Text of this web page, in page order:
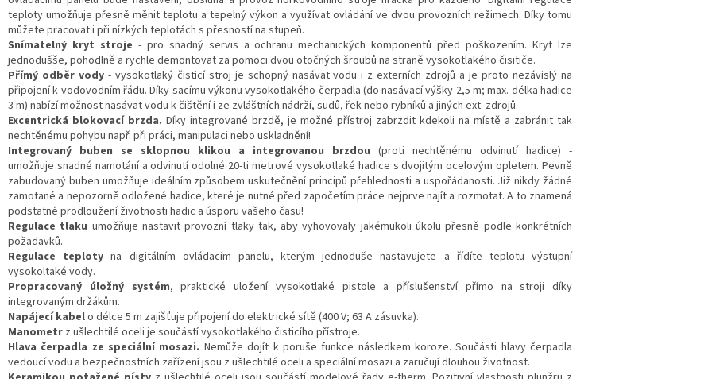
teploty umožňuje přesně měnit teplotu a tepelný výkon a využívat ovládání ve dvou provozních režimech. Díky tomu
můžete pracovat i při nízkých teplotách s přesností na stupeň.
Snímatelný kryt stroje - pro snadný servis a ochranu mechanických komponentů před poškozením. Kryt lze
jednodušše, pohodlně a rychle demontovat za pomoci dvou otočných šroubů na straně vysokotlakého čisitiče.
Přímý odběr vody - vysokotlaký čisticí stroj je schopný nasávat vodu i z externích zdrojů a je proto nezávislý na
připojení k vodovodním řádu. Díky sacímu výkonu vysokotlakého čerpadla (do nasávací výšky 2,5 m; max. délka hadice
3 m) nabízí možnost nasávat vodu k čištění i ze zvláštních nádrží, sudů, řek nebo rybníků a jiných ext. zdrojů.
Excentrická blokovací brzda. Díky integrované brzdě, je možné přístroj zabrzdit kdekoli na místě a zabránit tak
nechtěnému pohybu např. při práci, manipulaci nebo uskladnění!
Integrovaný buben se sklopnou klikou a integrovanou brzdou (proti nechtěnému odvinutí hadice) -
umožňuje snadné namotání a odvinutí odolné 20-ti metrové vysokotlaké hadice s dvojitým ocelovým opletem. Pevně
zabudovaný buben umožňuje ideálním způsobem uskutečnění principů přehlednosti a uspořádanosti. Již nikdy žádné
zamotané a nepozorně odložené hadice, které je nutné před započetím práce nejprve najít a rozmotat. A to znamená
podstatné prodloužení životnosti hadic a úsporu vašeho času!
Regulace tlaku umožňuje nastavit provozní tlaky tak, aby vyhovovaly jakémukoli úkolu přesně podle konkrétních
požadavků.
Regulace teploty na digitálním ovládacím panelu, kterým jednoduše nastavujete a řídíte teplotu výstupní
vysokoltaké vody.
Propracovaný úložný systém, praktické uložení vysokotlaké pistole a příslušenství přímo na stroji díky
integrovaným držákům.
Napájecí kabelo délce 5 m zajišťuje připojení do elektrické sítě (400 V; 63 A zásuvka).
Manometr z ušlechtilé oceli je součástí vysokotlakého čisticího přístroje.
Hlava čerpadla ze speciální mosazi. Nemůže dojít k poruše funkce následkem koroze. Součásti hlavy čerpadla
vedoucí vodu a bezpečnostních zařízení jsou z ušlechtilé oceli a speciální mosazi a zaručují dlouhou životnost.